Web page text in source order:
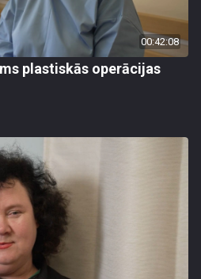
00:42:08
plastiskās operācijas